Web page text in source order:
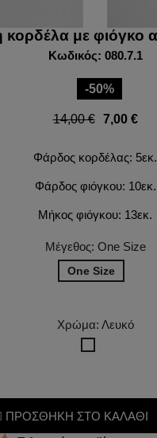
κορδέλα με φιόγκο
Κωδικός: 080.7.1
-50%
14,00 € 7,00 €
Φάρδος κορδέλας: 5εκ.
Φάρδος φιόγκου: 10εκ.
Μήκος φιόγκου: 13εκ.
Μέγεθος: One Size
One Size
Χρώμα: Λευκό
ΠΡΟΣΘΗΚΗ ΣΤΟ ΚΑΛΑΘΙ